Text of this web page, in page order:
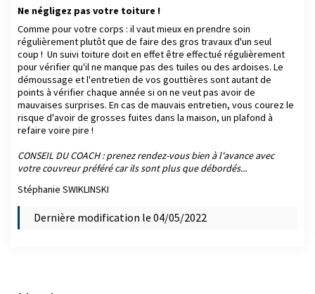
Ne négligez pas votre toiture !
Comme pour votre corps : il vaut mieux en prendre soin
régulièrement plutôt que de faire des gros travaux d'un seul
coup ! Un suivi toiture doit en effet être effectué régulièrement
pour vérifier qu'il ne manque pas des tuiles ou des ardoises. Le
démoussage et l'entretien de vos gouttières sont autant de
points à vérifier chaque année si on ne veut pas avoir de
mauvaises surprises. En cas de mauvais entretien, vous courez le
risque d'avoir de grosses fuites dans la maison, un plafond à
refaire voire pire !
CONSEIL DU COACH : prenez rendez-vous bien à l'avance avec
votre couvreur préféré car ils sont plus que débordés...
Stéphanie SWIKLINSKI
Dernière modification le 04/05/2022